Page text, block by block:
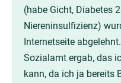
(habe Gicht, Diabetes
Niereninsulfizienz)
Internetseite
Sozialamt ergab, das
kann, da ich ja bereits